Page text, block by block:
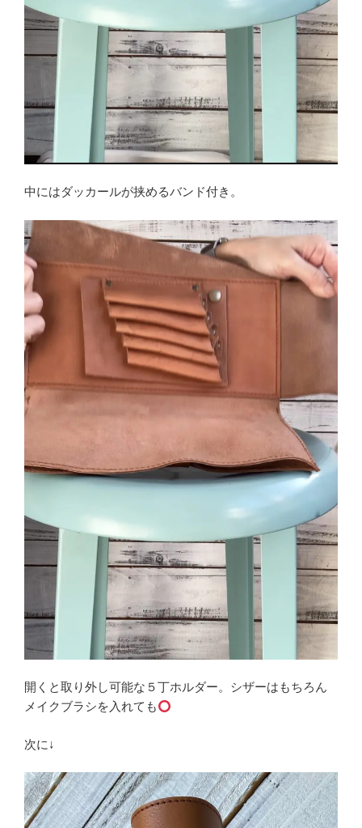
中にはダッカールが挟めるバンド付き。
開くと取り外し可能な５丁ホルダー。シザーはもちろん
メイクブラシを入れても
次に↓